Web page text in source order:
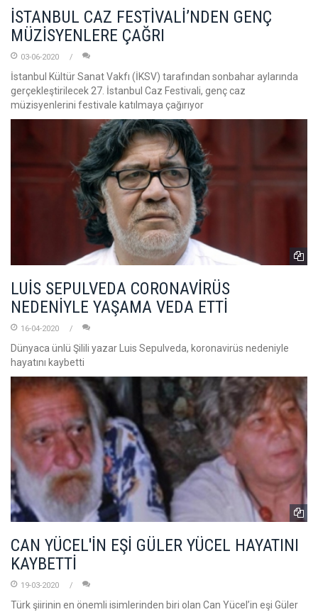
İSTANBUL CAZ FESTİVALİ’NDEN GENÇ
MÜZİSYENLERE ÇAĞRI
03-06-2020
İstanbul Kültür Sanat Vakfı (İKSV) tarafından sonbahar aylarında
gerçekleştirilecek 27. İstanbul Caz Festivali, genç caz
müzisyenlerini festivale katılmaya çağırıyor
LUİS SEPULVEDA CORONAVİRÜS
NEDENİYLE YAŞAMA VEDA ETTİ
16-04-2020
Dünyaca ünlü Şilili yazar Luis Sepulveda, koronavirüs nedeniyle
hayatını kaybetti
CAN YÜCEL'İN EŞİ GÜLER YÜCEL HAYATINI
KAYBETTİ
19-03-2020
Türk şiirinin en önemli isimlerinden biri olan Can Yücel’in eşi Güler